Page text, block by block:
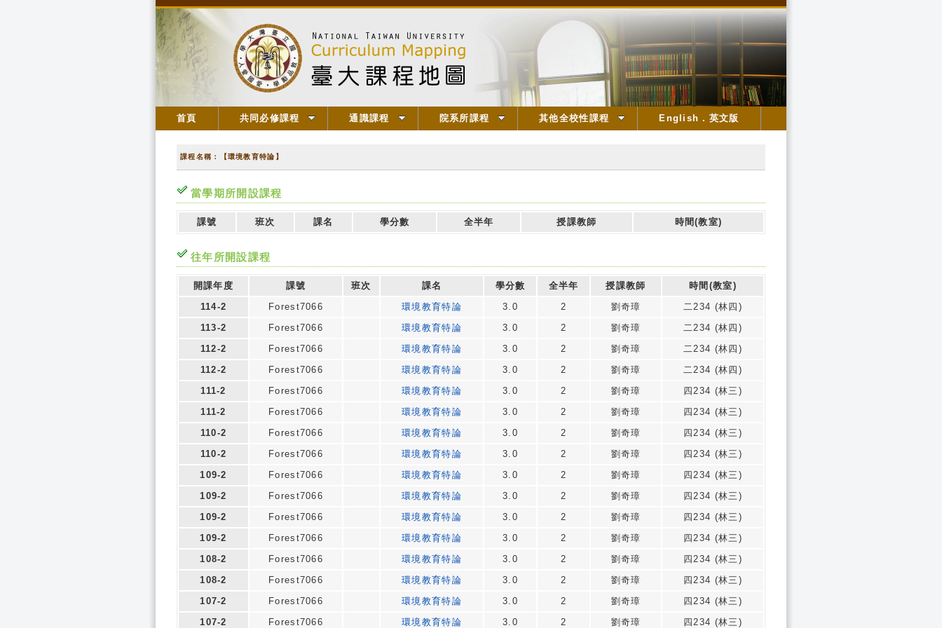
首頁 共同必修課程 通識課程 院系所課程 其他全校性課程 English．英文版
課程名稱：【環境教育特論】
當學期所開設課程
課號 班次 課名 學分數 全半年 授課教師 時間(教室)
往年所開設課程
開課年度 課號 班次 課名 學分數 全半年 授課教師
時間(教室)
114-2
Forest7066 環境教育特論 3.0 2 劉奇璋
二234 (林四)
113-2
Forest7066 環境教育特論 3.0 2 劉奇璋
二234 (林四)
112-2
Forest7066 環境教育特論 3.0 2 劉奇璋
二234 (林四)
112-2
Forest7066 環境教育特論 3.0 2 劉奇璋
二234 (林四)
111-2
Forest7066 環境教育特論 3.0 2 劉奇璋
四234 (林三)
111-2
Forest7066 環境教育特論 3.0 2 劉奇璋
四234 (林三)
110-2
Forest7066 環境教育特論 3.0 2 劉奇璋
四234 (林三)
110-2
Forest7066 環境教育特論 3.0 2 劉奇璋
四234 (林三)
109-2
Forest7066 環境教育特論 3.0 2 劉奇璋
四234 (林三)
109-2
Forest7066 環境教育特論 3.0 2 劉奇璋
四234 (林三)
109-2
Forest7066 環境教育特論 3.0 2 劉奇璋
四234 (林三)
109-2
Forest7066 環境教育特論 3.0 2 劉奇璋
四234 (林三)
108-2
Forest7066 環境教育特論 3.0 2 劉奇璋
四234 (林三)
108-2
Forest7066 環境教育特論 3.0 2 劉奇璋
四234 (林三)
107-2
Forest7066 環境教育特論 3.0 2 劉奇璋
四234 (林三)
107-2
Forest7066 環境教育特論 3.0 2 劉奇璋 四234 (林三)